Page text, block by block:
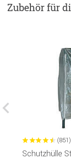
Zubehörfür
(851)
Schutzhülle